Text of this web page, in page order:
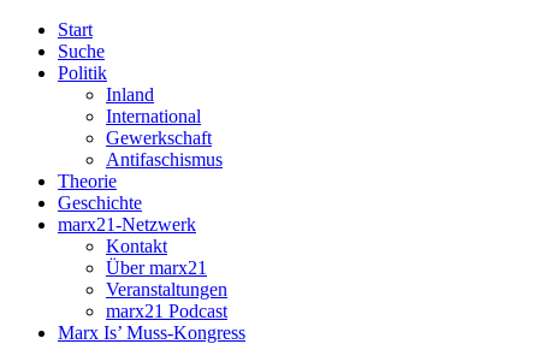
Start
Suche
Politik
Inland
International
Gewerkschaft
Antifaschismus
Theorie
Geschichte
marx21-Netzwerk
Kontakt
Über marx21
Veranstaltungen
marx21 Podcast
Marx Is’ Muss-Kongress